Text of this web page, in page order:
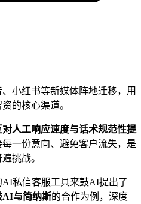
小红书等新媒体阵地迁移，用
的核心渠道。
人工响应速度与话术规范性提
一份意向、避免客户流失，是
挑战。
私信客服工具来鼓AI提出了
AI与简纳斯的合作为例，深度